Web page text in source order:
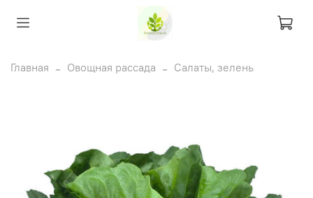
Главная Овощная рассада Салаты, зелень